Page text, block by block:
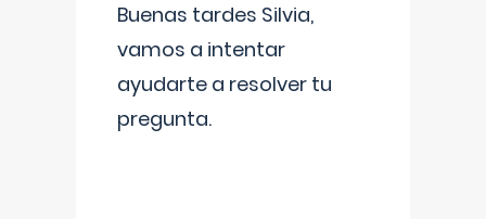
Buenas tardes Silvia,
vamos a intentar
ayudarte a resolver tu
pregunta.